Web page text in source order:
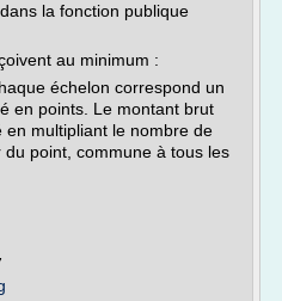
la fonction publique
au minimum :
échelon correspond un
en points. Le montant brut
multipliant le nombre de
point, commune à tous les